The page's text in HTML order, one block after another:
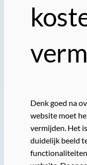
Denk goed na
website moet
vermijden. Het
duidelijk beeld
functionaliteiten